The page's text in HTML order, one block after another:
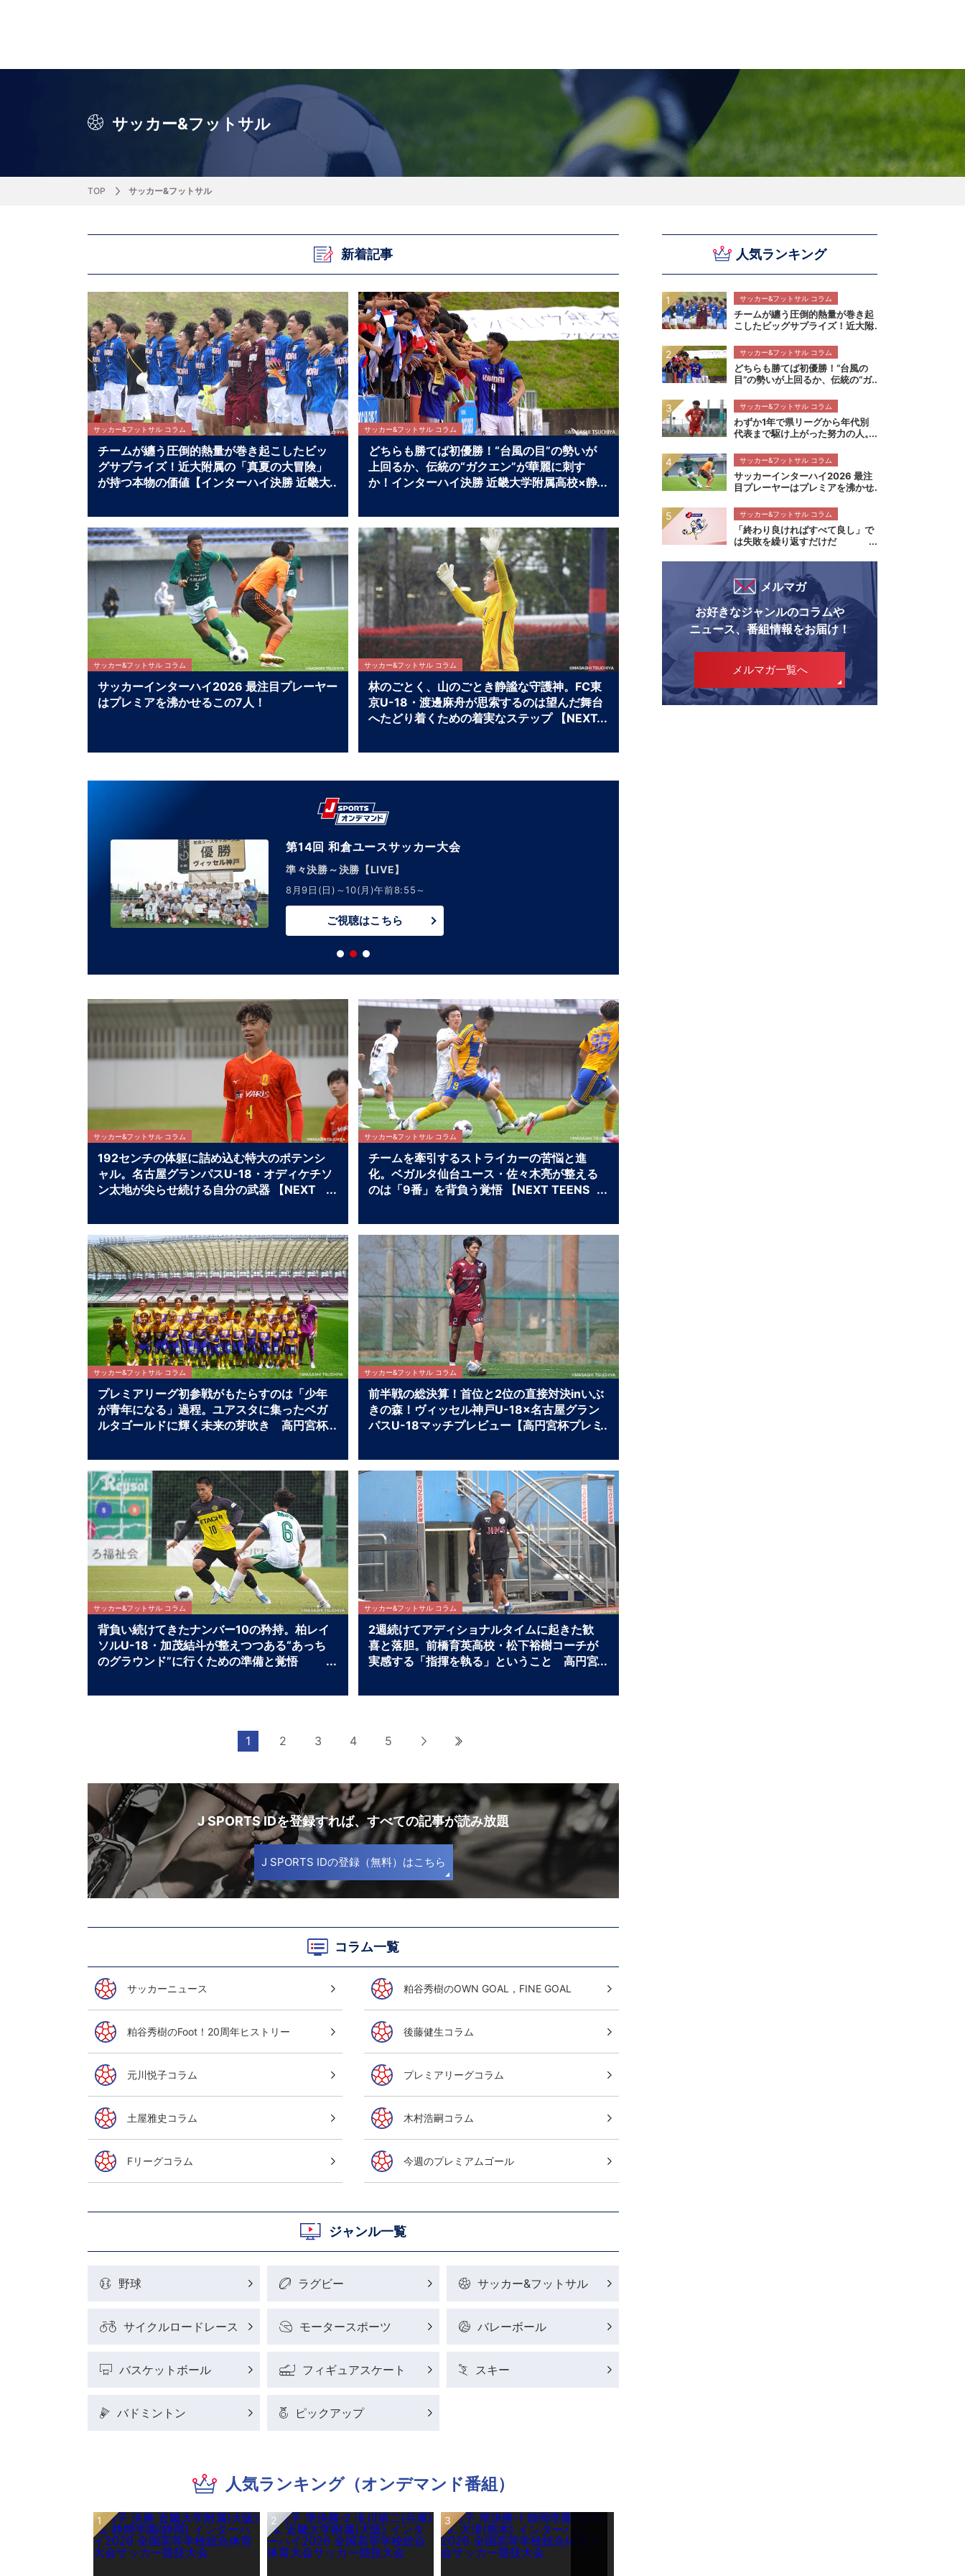
ウィンタースポーツコラム クライミングコラム ハンドボールコラム
困難突破トーク スポーツレポート J SPORTSプロデューサーコラム
それぞれの4年間 ～冬の一瞬に縣ける女性ア
ブラボー！！モーグル 鳥人たちの賛歌 W杯スキージャンプ
WE ARE SNOW JAPAN ～若きアルペンスキ
ー日本代表の素顔～
フィギュアスケートレポート 小塚崇彦のフィギュアスケートラボ フィギュア通信
フィギュアスケートーーク スケオタデイズ J SPORTS出張所
木戸先生直伝！今からでも間に合うアイスダ
バスケットボールレポート ウインターカップコラム B.LEAGUEコラム
バレーボールコラム まるっとアンサー
モータースポーツコラム 今日も今日とてプッシュ＆ルーズ
Mr.フクイのものしり長者 de WRC ! 裏しま物語 SUPER GT あの瞬間
小暮卓史が小暮卓史について語る小暮卓史の
サイクルロードレース
サイクルロードレースレポート ツール・ド・フランス サイクルNEWS
ツールに恋して～珠玉のストーリー21選～ しゅ～くり～むら 輪生相談
粕谷秀樹のOWN GOAL，FINE GOAL 粕谷秀樹のFoot！20周年ヒストリー 後藤健生コラム
元川悦子コラム プレミアリーグコラム 土屋雅史コラム 木村浩嗣コラム
ラグビーレポート 楕円球のある光景 元トップリーガーの今
be rugby ～ラグビーであれ～ ラグビーニュース ラグビーW杯2023出場国紹介 “最強ラガーマン”列伝 ～ラグビーW杯2023～
野球好きコラム MLBを観に行こう！ Do ya love Baseball?
MLB nation 日本人先発投手プレビュー
サッカー&フットサル
TOP サッカー&フットサル
人気ランキング
サッカー&フットサル コラム
チームが纏う圧倒的熱量が巻き起
こしたビッグサプライズ！近大附
の価値【インターハイ決勝 近畿
大学附属高校×静岡学園高校マッ
チレビュー】
サッカー&フットサル コラム
どちらも勝てば初優勝！“台風の
目”の勢いが上回るか、伝統の“ガ
ーハイ決勝 近畿大学附属高校×静
岡学園高校マッチプレビュー
サッカー&フットサル コラム
わずか1年で県リーグから年代別
代表まで駆け上がった努力の人。
レミアの舞台で輝きを放つ価値
高円宮杯プレミアリーグEAST流
通経済大柏高校×帝京長岡高校マ
ッチレビュー
サッカー&フットサル コラム
サッカーインターハイ2026 最注
目プレーヤーはプレミアを沸かせ
サッカー&フットサル コラム
「終わり良ければすべて良し」で
は失敗を繰り返すだけだ
メルマガ
お好きなジャンルのコラムや
ニュース、番組情報をお届け！
メルマガ一覧へ
新着記事
サッカー&フットサル コラム
チームが纏う圧倒的熱量が巻き起こしたビッ
グサプライズ！近大附属の「真夏の大冒険」
が持つ本物の価値【インターハイ決勝 近畿大
サッカー&フットサル コラム
どちらも勝てば初優勝！“台風の目”の勢いが
上回るか、伝統の“ガクエン”が華麗に刺す
か！インターハイ決勝 近畿大学附属高校×静
サッカー&フットサル コラム
サッカーインターハイ2026 最注目プレーヤー
はプレミアを沸かせるこの7人！
サッカー&フットサル コラム
林のごとく、山のごとき静謐な守護神。FC東
京U-18・渡邊麻舟が思索するのは望んだ舞台
へたどり着くための着実なステップ 【NEXT
第14回 和倉ユースサッカー大会
準々決勝～決勝【LIVE】
8月9日(日)～10(月)午前8:55～
ご視聴はこちら
サッカー&フットサル コラム
192センチの体躯に詰め込む特大のポテンシ
ャル。名古屋グランパスU-18・オディケチソ
ン太地が尖らせ続ける自分の武器 【NEXT
サッカー&フットサル コラム
チームを牽引するストライカーの苦悩と進
化。ベガルタ仙台ユース・佐々木亮が整える
のは「9番」を背負う覚悟 【NEXT TEENS
サッカー&フットサル コラム
プレミアリーグ初参戦がもたらすのは「少年
が青年になる」過程。ユアスタに集ったベガ
ルタゴールドに輝く未来の芽吹き 高円宮杯
昌平高校マッチレビュー
サッカー&フットサル コラム
前半戦の総決算！首位と2位の直接対決inいぶ
きの森！ヴィッセル神戸U-18×名古屋グラン
パスU-18マッチプレビュー【高円宮杯プレミ
サッカー&フットサル コラム
背負い続けてきたナンバー10の矜持。柏レイ
ソルU-18・加茂結斗が整えつつある“あっち
のグラウンド”に行くための準備と覚悟
サッカー&フットサル コラム
2週続けてアディショナルタイムに起きた歓
喜と落胆。前橋育英高校・松下裕樹コーチが
実感する「指揮を執る」ということ 高円宮
育英高校マッチレビュー
1 2 3 4 5 次へ
J SPORTS IDを登録すれば、すべての記事が読み放題
J SPORTS IDの登録（無料）はこちら
コラム一覧
サッカーニュース 粕谷秀樹のOWN GOAL，FINE GOAL
粕谷秀樹のFoot！20周年ヒストリー 後藤健生コラム
元川悦子コラム プレミアリーグコラム
土屋雅史コラム 木村浩嗣コラム
Fリーグコラム 今週のプレミアムゴール
ジャンル一覧
野球 ラグビー サッカー&フットサル
サイクルロードレース モータースポーツ バレーボール
バスケットボール フィギュアスケート スキー
バドミントン ピックアップ
人気ランキング（オンデマンド番組）